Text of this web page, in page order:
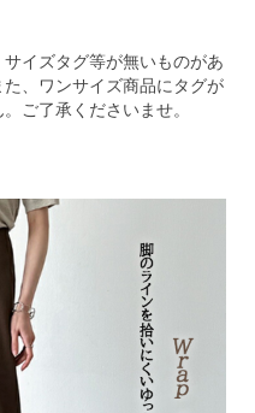
イズタグ等が無いものがあ
、ワンサイズ商品にタグが
ご了承くださいませ。